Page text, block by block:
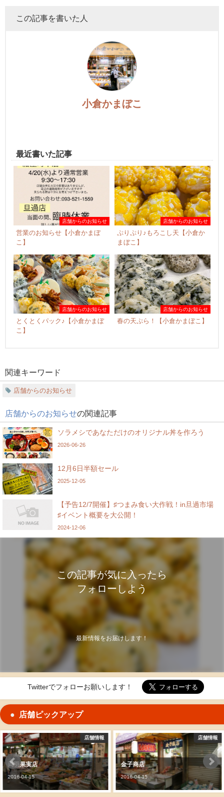
この記事を書いた人
小倉かまぼこ
最近書いた記事
店舗からのお知らせ
営業のお知らせ【小倉かまぼ
こ】
店舗からのお知らせ
ぷりぷり♪もろこし天【小倉か
まぼこ】
店舗からのお知らせ
とくとくパック♪【小倉かまぼ
こ】
店舗からのお知らせ
春の天ぷら！【小倉かまぼこ】
関連キーワード
店舗からのお知らせ
店舗からのお知らせの関連記事
ソラメシであなただけのオリジナル丼を作ろう
2026-06-26
12月6日半額セール
2025-12-05
【予告12/7開催】♯つまみ食い大作戦！in旦過市場
♯イベント概要を大公開！
2024-12-06
この記事が気に入ったら
フォローしよう
最新情報をお届けします！
Twitterでフォローお願いします！
店舗ピックアップ
店舗情報
羽果実店
04-15
店舗情報
金子商店
2016-04-15